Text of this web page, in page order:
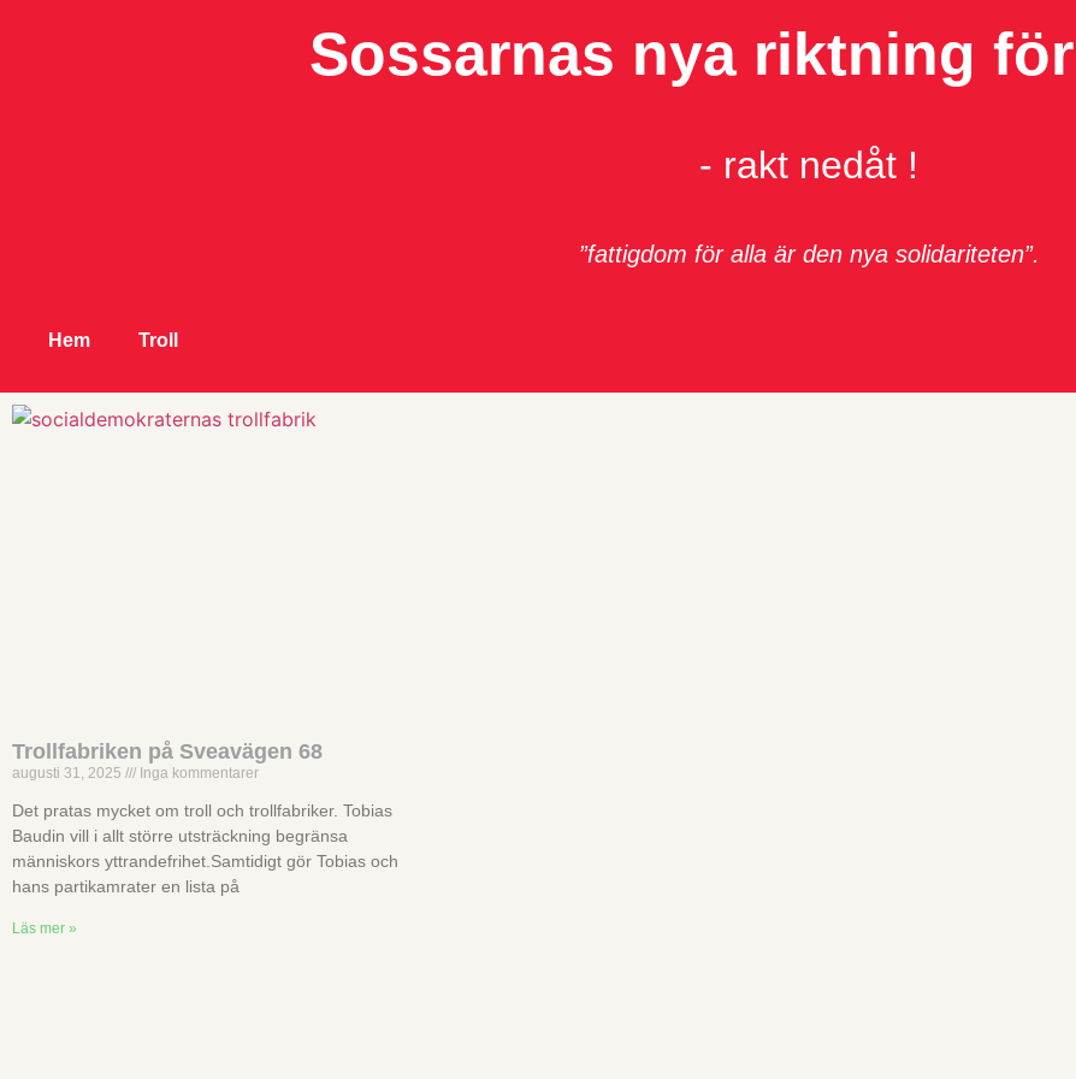
Sossarnas nya riktning
- rakt nedåt !
”fattigdom för alla är den nya solidariteten”.
Hem Troll
Trollfabriken på Sveavägen 68
augusti 31, 2025 Inga kommentarer
Det pratas mycket om troll och trollfabriker. Tobias
Baudin vill i allt större utsträckning begränsa
människors yttrandefrihet.Samtidigt gör Tobias och
hans partikamrater en lista på
Läs mer »